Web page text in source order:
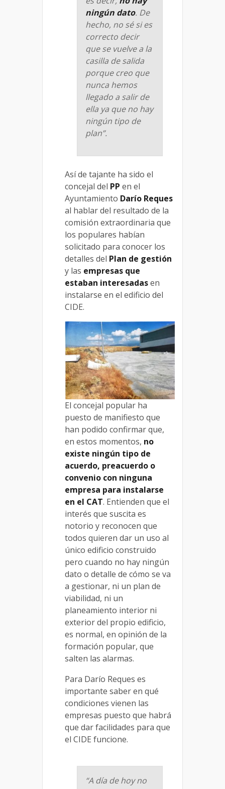
ningún dato. De
hecho, no sé si es
correcto decir
que se vuelve a la
casilla de salida
porque creo que
nunca hemos
llegado a salir de
ella ya que no hay
ningún tipo de
plan”.
Así de tajante ha sido el
concejal del PP en el
Ayuntamiento Darío Reques
al hablar del resultado de la
comisión extraordinaria que
los populares habían
solicitado para conocer los
detalles del Plan de gestión
y las empresas que
estaban interesadasen
instalarse en el edificio del
CIDE.
El concejal popular ha
puesto de manifiesto que
han podido confirmar que,
en estos momentos, no
existe ningún tipo de
acuerdo, preacuerdo o
convenio con ninguna
empresa para instalarse
en el CAT. Entienden que el
interés que suscita es
notorio y reconocen que
todos quieren dar un uso al
único edificio construido
pero cuando no hay ningún
dato o detalle de cómo se va
a gestionar, ni un plan de
viabilidad, ni un
planeamiento interior ni
exterior del propio edificio,
es normal, en opinión de la
formación popular, que
salten las alarmas.
Para Darío Reques es
importante saber en qué
condiciones vienen las
empresas puesto que habrá
que dar facilidades para que
el CIDE funcione.
“A día de hoy no